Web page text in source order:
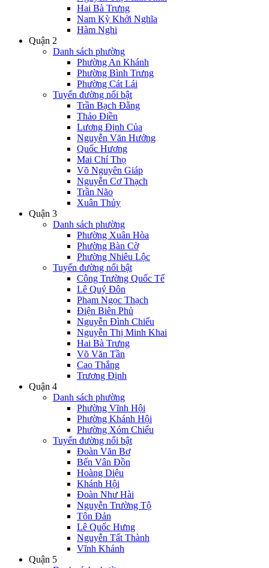
Hai Bà Trưng
Nam Kỳ Khởi Nghĩa
Hàm Nghi
Quận 2
Danh sách phường
Phường An Khánh
Phường Bình Trưng
Phường Cát Lái
Tuyến đường nổi bật
Trần Bạch Đằng
Thảo Điền
Lương Định Của
Nguyễn Văn Hưởng
Quốc Hương
Mai Chí Thọ
Võ Nguyên Giáp
Nguyễn Cơ Thạch
Trần Não
Xuân Thủy
Quận 3
Danh sách phường
Phường Xuân Hòa
Phường Bàn Cờ
Phường Nhiêu Lộc
Tuyến đường nổi bật
Công Trường Quốc Tế
Lê Quý Đôn
Phạm Ngọc Thạch
Điện Biên Phủ
Nguyễn Đình Chiểu
Nguyễn Thị Minh Khai
Hai Bà Trưng
Võ Văn Tần
Cao Thắng
Trương Định
Quận 4
Danh sách phường
Phường Vĩnh Hội
Phường Khánh Hội
Phường Xóm Chiếu
Tuyến đường nổi bật
Đoàn Văn Bơ
Bến Vân Đồn
Hoàng Diệu
Khánh Hội
Đoàn Như Hài
Nguyễn Trường Tộ
Tôn Đản
Lê Quốc Hưng
Nguyễn Tất Thành
Vĩnh Khánh
Quận 5